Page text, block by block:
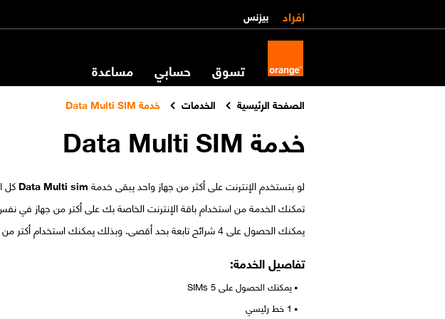
افراد بيزنس
تسوق حسابي مساعدة
الصفحة الرئيسية الخدمات خدمة Data Multi SIM
خدمة Data Multi SIM
لو بتستخدم الإنترنت على أكثر من جهاز واحد يبقى خدمةData Multi simكل
تمكنك الخدمة من استخدام باقة الإنترنت الخاصة بك على أكتر من جهاز في
يمكنك الحصول على 4 شرائح تابعة بحد أقصى. وبذلك يمكنك استخدام أكتر من جهاز من غير ماتحتاج الخط الرئيسي في نفس المكان
تفاصيل الخدمة:
يمكنك الحصول على 5 SIMs
1 خط رئيسي